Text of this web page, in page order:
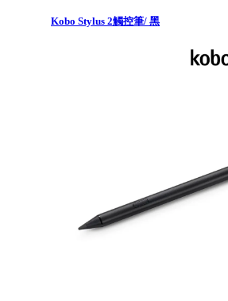
Kobo Stylus 2觸控筆/ 黑